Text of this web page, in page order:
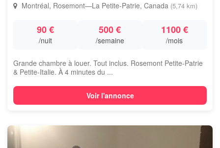
Montréal, Rosemont—La Petite-Patrie, Canada (5,74 km)
90 €
/nuit
500 €
/semaine
1100 €
/mois
Grande chambre à louer. Tout inclus. Rosemont Petite-Patrie
& Petite-Italie. À 4 minutes du ...
Voir l'annonce